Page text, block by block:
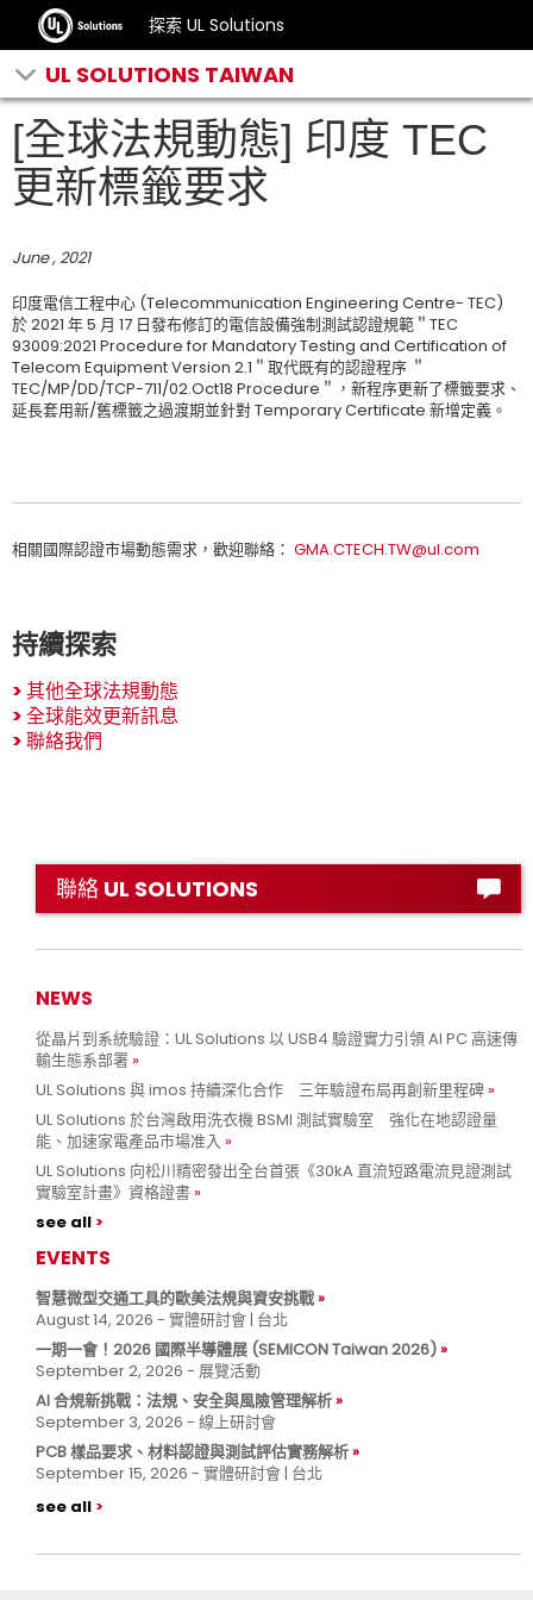
探索 UL Solutions
UL SOLUTIONS TAIWAN
[全球法規動態] 印度 TEC
更新標籤要求
June , 2021
印度電信工程中心 (Telecommunication Engineering Centre- TEC)
於 2021 年 5 月 17 日發布修訂的電信設備強制測試認證規範＂TEC
93009:2021 Procedure for Mandatory Testing and Certification of
Telecom Equipment Version 2.1＂取代既有的認證程序 ＂
TEC/MP/DD/TCP-711/02.Oct18 Procedure＂，新程序更新了標籤要求、
延長套用新/舊標籤之過渡期並針對 Temporary Certificate 新增定義。
相關國際認證市場動態需求，歡迎聯絡： GMA.CTECH.TW@ul.com
持續探索
>其他全球法規動態
>全球能效更新訊息
>聯絡我們
聯絡 UL SOLUTIONS
NEWS
從晶片到系統驗證：UL Solutions 以 USB4 驗證實力引領 AI PC 高速傳
輸生態系部署
UL Solutions 與 imos 持續深化合作 三年驗證布局再創新里程碑
UL Solutions 於台灣啟用洗衣機 BSMI 測試實驗室 強化在地認證量
能、加速家電產品市場准入
UL Solutions 向松川精密發出全台首張《30kA 直流短路電流見證測試
實驗室計畫》資格證書
see all
EVENTS
智慧微型交通工具的歐美法規與資安挑戰
August 14, 2026 - 實體研討會 | 台北
一期一會！2026 國際半導體展 (SEMICON Taiwan 2026)
September 2, 2026 - 展覽活動
AI 合規新挑戰：法規、安全與風險管理解析
September 3, 2026 - 線上研討會
PCB 樣品要求、材料認證與測試評估實務解析
September 15, 2026 - 實體研討會 | 台北
see all